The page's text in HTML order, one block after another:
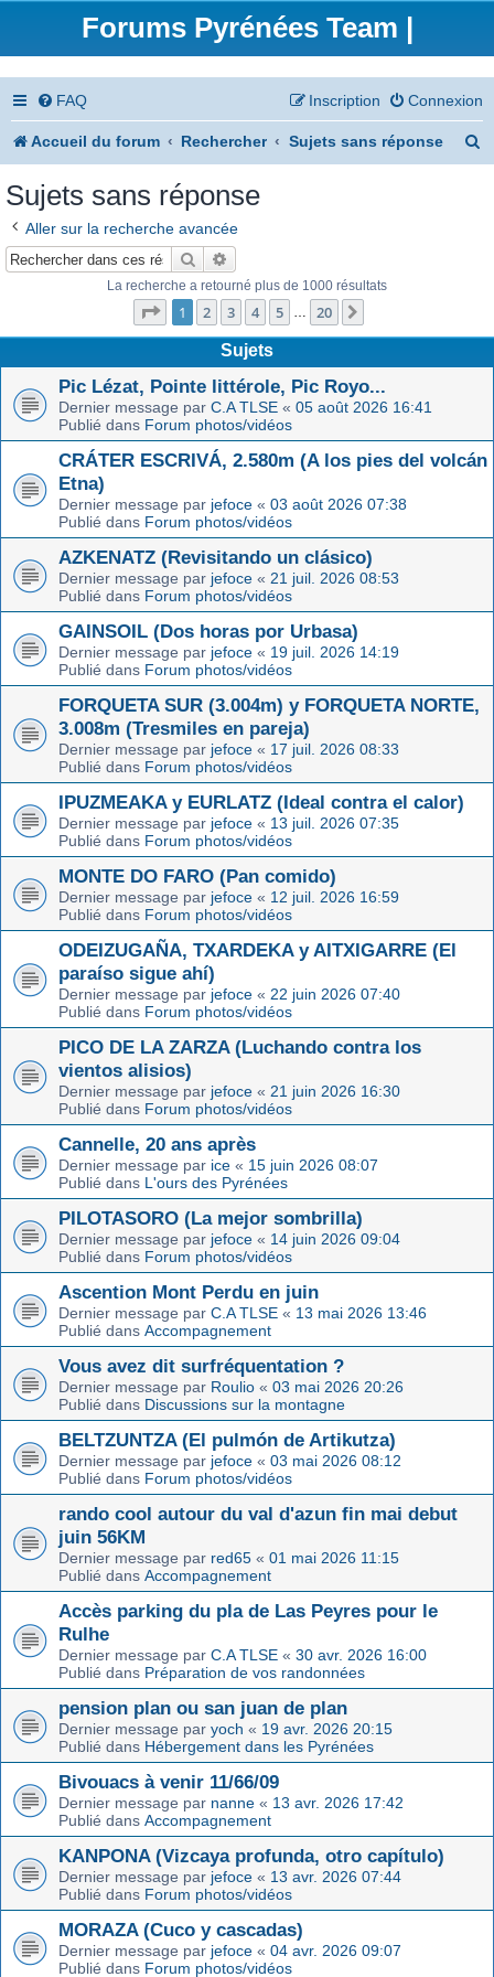
Forums Pyrénées Team |
FAQ Connexion
Inscription
Accueil du forum Rechercher Sujets sans réponse
Sujets sans réponse
Aller sur la recherche avancée
Rechercher
La recherche a retourné plus de 1000 résultats
Page 1sur20
1 2 3 4 5 … 20
Sujets
Pic Lézat, Pointe littérole, Pic Royo...
Dernier message par C.A TLSE « 05 août 2026 16:41
Publié dans Forum photos/vidéos
CRÁTER ESCRIVÁ, 2.580m (A los pies del volcán
Etna)
Dernier message par jefoce « 03 août 2026 07:38
Publié dans Forum photos/vidéos
AZKENATZ (Revisitando un clásico)
Dernier message par jefoce « 21 juil. 2026 08:53
Publié dans Forum photos/vidéos
GAINSOIL (Dos horas por Urbasa)
Dernier message par jefoce « 19 juil. 2026 14:19
Publié dans Forum photos/vidéos
FORQUETA SUR (3.004m) y FORQUETA NORTE,
3.008m (Tresmiles en pareja)
Dernier message par jefoce « 17 juil. 2026 08:33
Publié dans Forum photos/vidéos
IPUZMEAKA y EURLATZ (Ideal contra el calor)
Dernier message par jefoce « 13 juil. 2026 07:35
Publié dans Forum photos/vidéos
MONTE DO FARO (Pan comido)
Dernier message par jefoce « 12 juil. 2026 16:59
Publié dans Forum photos/vidéos
ODEIZUGAÑA, TXARDEKA y AITXIGARRE (El
paraíso sigue ahí)
Dernier message par jefoce « 22 juin 2026 07:40
Publié dans Forum photos/vidéos
PICO DE LA ZARZA (Luchando contra los
vientos alisios)
Dernier message par jefoce « 21 juin 2026 16:30
Publié dans Forum photos/vidéos
Cannelle, 20 ans après
Dernier message par ice « 15 juin 2026 08:07
Publié dans L'ours des Pyrénées
PILOTASORO (La mejor sombrilla)
Dernier message par jefoce « 14 juin 2026 09:04
Publié dans Forum photos/vidéos
Ascention Mont Perdu en juin
Dernier message par C.A TLSE « 13 mai 2026 13:46
Publié dans Accompagnement
Vous avez dit surfréquentation ?
Dernier message par Roulio « 03 mai 2026 20:26
Publié dans Discussions sur la montagne
BELTZUNTZA (El pulmón de Artikutza)
Dernier message par jefoce « 03 mai 2026 08:12
Publié dans Forum photos/vidéos
rando cool autour du val d'azun fin mai debut
juin 56KM
Dernier message par red65 « 01 mai 2026 11:15
Publié dans Accompagnement
Accès parking du pla de Las Peyres pour le
Rulhe
Dernier message par C.A TLSE « 30 avr. 2026 16:00
Publié dans Préparation de vos randonnées
pension plan ou san juan de plan
Dernier message par yoch « 19 avr. 2026 20:15
Publié dans Hébergement dans les Pyrénées
Bivouacs à venir 11/66/09
Dernier message par nanne « 13 avr. 2026 17:42
Publié dans Accompagnement
KANPONA (Vizcaya profunda, otro capítulo)
Dernier message par jefoce « 13 avr. 2026 07:44
Publié dans Forum photos/vidéos
MORAZA (Cuco y cascadas)
Dernier message par jefoce « 04 avr. 2026 09:07
Publié dans Forum photos/vidéos